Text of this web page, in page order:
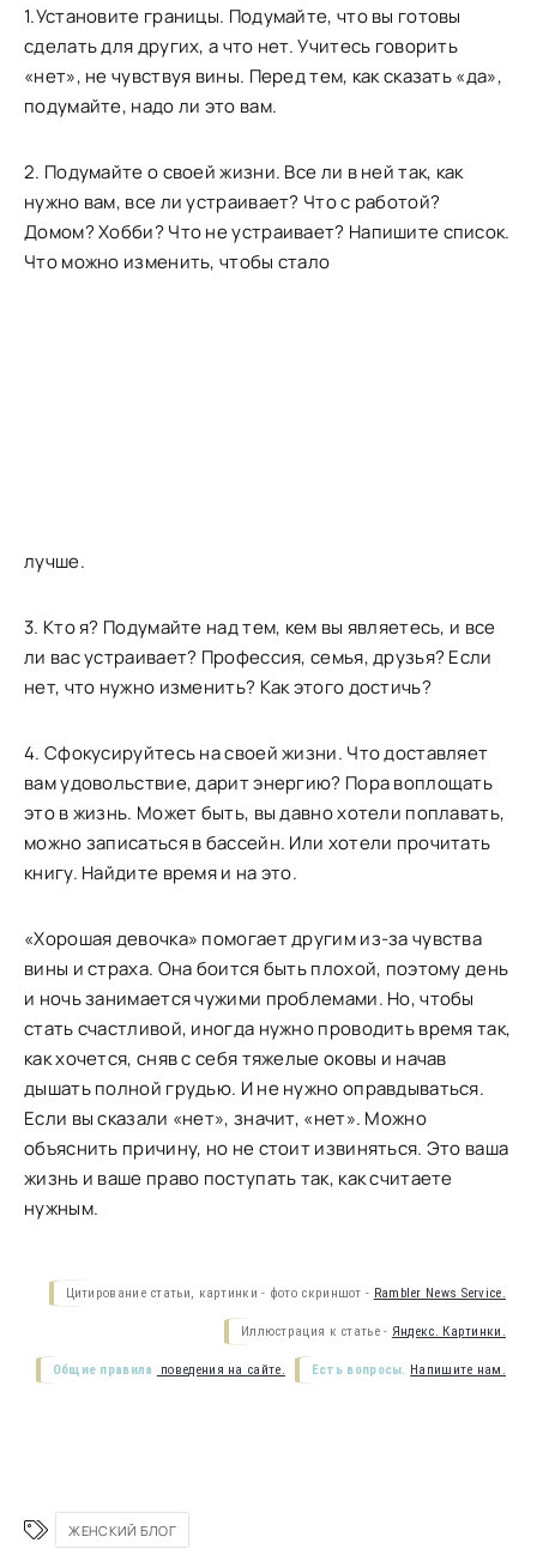
1.Установите границы. Подумайте, что вы готовы
сделать для других, а что нет. Учитесь говорить
«нет», не чувствуя вины. Перед тем, как сказать «да»,
подумайте, надо ли это вам.
2. Подумайте о своей жизни. Все ли в ней так, как
нужно вам, все ли устраивает? Что с работой?
Домом? Хобби? Что не устраивает? Напишите список.
Что можно изменить, чтобы стало
лучше.
3. Кто я? Подумайте над тем, кем вы являетесь, и все
ли вас устраивает? Профессия, семья, друзья? Если
нет, что нужно изменить? Как этого достичь?
4. Сфокусируйтесь на своей жизни. Что доставляет
вам удовольствие, дарит энергию? Пора воплощать
это в жизнь. Может быть, вы давно хотели поплавать,
можно записаться в бассейн. Или хотели прочитать
книгу. Найдите время и на это.
«Хорошая девочка» помогает другим из-за чувства
вины и страха. Она боится быть плохой, поэтому день
и ночь занимается чужими проблемами. Но, чтобы
стать счастливой, иногда нужно проводить время так,
как хочется, сняв с себя тяжелые оковы и начав
дышать полной грудью. И не нужно оправдываться.
Если вы сказали «нет», значит, «нет». Можно
объяснить причину, но не стоит извиняться. Это ваша
жизнь и ваше право поступать так, как считаете
нужным.
Цитирование статьи, картинки - фото скриншот - Rambler News Service.
Иллюстрация к статье - Яндекс. Картинки.
Есть вопросы. Напишите нам.
Общие правила поведения на сайте.
ЖЕНСКИЙ БЛОГ